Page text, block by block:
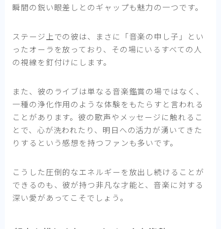
瞬間の鋭い眼差しとのギャップも魅力の一つです。
ステージ上での彼は、まさに「音楽の申し子」とい
ったオーラを放っており、その場にいるすべての人
の視線を釘付けにします。
また、彼のライブは単なる音楽鑑賞の場ではなく、
一種の浄化作用のような体験をもたらすと言われる
ことがあります。彼の歌声やメッセージに触れるこ
とで、心が洗われたり、明日への活力が湧いてきた
りするという感想を持つファンも多いです。
こうした圧倒的なエネルギーを放出し続けることが
できるのも、彼が持つ非凡な才能と、音楽に対する
深い愛があってこそでしょう。